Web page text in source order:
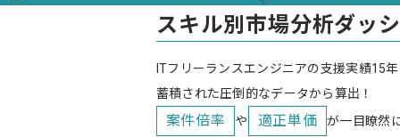
スキル別市場分析ダッ
ITフリーランスエンジニアの支援実績15
蓄積された圧倒的なデータから算出！
案件倍率 や 適正単価 が一目瞭然